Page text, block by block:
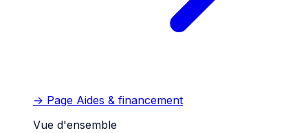
→ Page Aides & financement
Vue d'ensemble